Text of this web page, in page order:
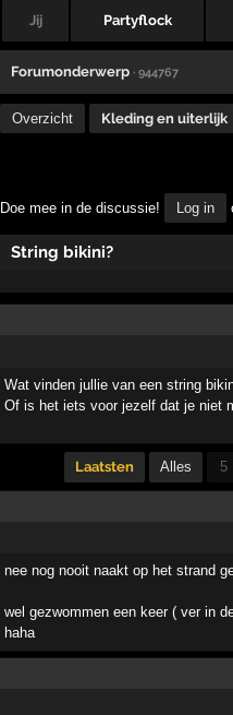
Jij Partyflock
Forumonderwerp · 944767
Overzicht Kleding en uiterlijk
Doe mee in de discussie! Log in
String bikini?
Wat vinden jullie van een string
Of is het iets voor jezelf dat je niet
Laatsten Alles 5
nee nog nooit naakt op het strand
wel gezwommen een keer ( ver in
haha